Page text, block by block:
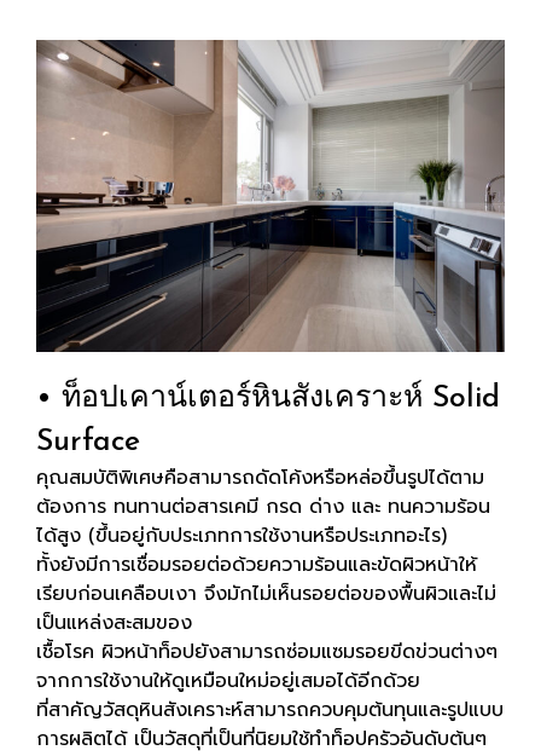
• ท็อปเคาน์เตอร์หินสังเคราะห์ Solid
Surface
คุณสมบัติพิเศษคือสามารถดัดโค้งหรือหล่อขึ้นรูปได้ตาม
ต้องการ ทนทานต่อสารเคมี กรด ด่าง และ ทนความร้อน
ได้สูง (ขึ้นอยู่กับประเภทการใช้งานหรือประเภทอะไร)
ทั้งยังมีการเชื่อมรอยต่อด้วยความร้อนและขัดผิวหน้าให้
เรียบก่อนเคลือบเงา จึงมักไม่เห็นรอยต่อของพื้นผิวและไม่
เป็นแหล่งสะสมของ
เชื้อโรค ผิวหน้าท็อปยังสามารถซ่อมแซมรอยขีดข่วนต่างๆ
จากการใช้งานให้ดูเหมือนใหม่อยู่เสมอได้อีกด้วย
ที่สาคัญวัสดุหินสังเคราะห์สามารถควบคุมต้นทุนและรูปแบบ
การผลิตได้ เป็นวัสดุที่เป็นที่นิยมใช้ทำท็อปครัวอันดับต้นๆ